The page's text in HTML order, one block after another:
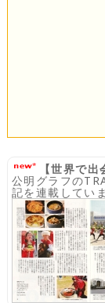
【世界で
公明グラフの
記を連載してい